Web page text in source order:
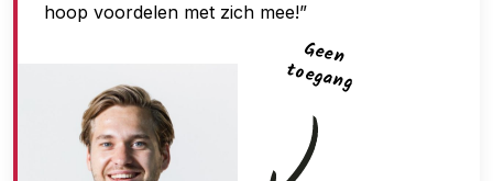
hoop voordelen met zich mee!”
G
een
toegan
g